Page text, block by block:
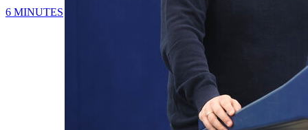
6 MINUTES